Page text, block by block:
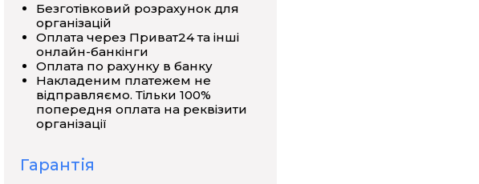
Безготівковий розрахунок для
організацій
Оплата через Приват24 та інші
онлайн-банкінги
Оплата по рахунку в банку
Накладеним платежем не
відправляємо. Тільки 100%
попередня оплата на реквізити
організації
Гарантія